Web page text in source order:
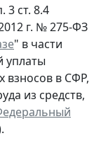
3 ст. 8.4
г. № 275-ФЗ
" в части
уплаты
взносов в СФР,
из средств,